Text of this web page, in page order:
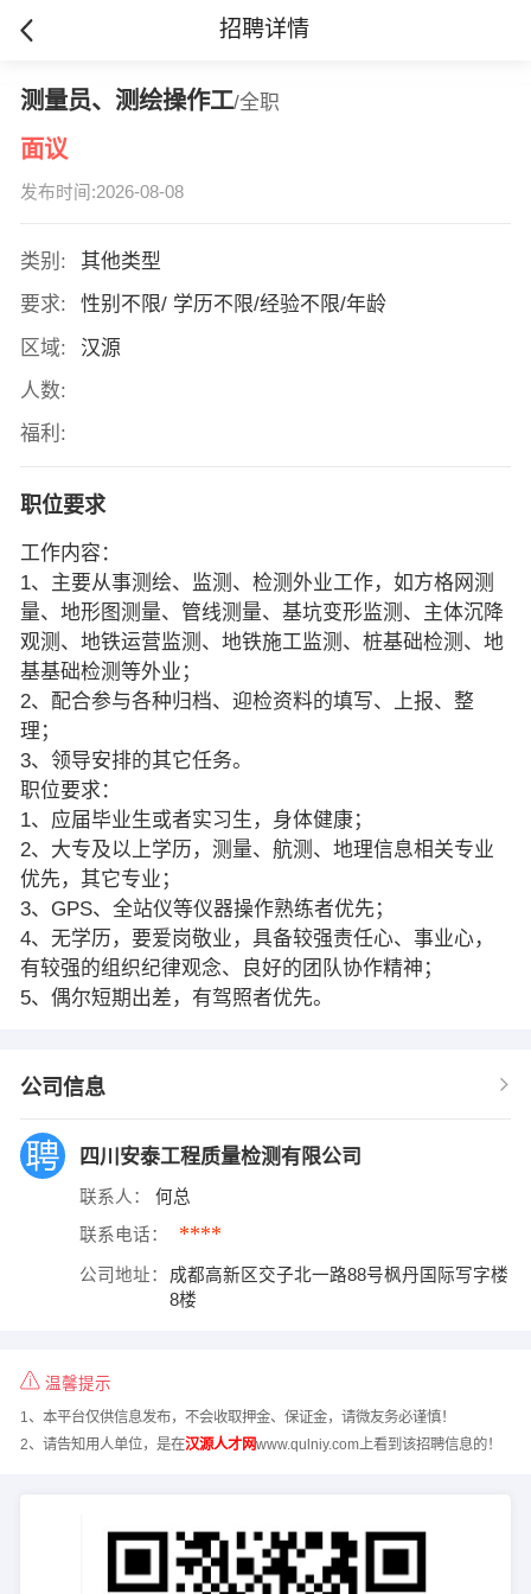
招聘详情
测量员、测绘操作工/全职
面议
发布时间:2026-08-08
类别:
其他类型
要求:
性别不限/ 学历不限/经验不限/年龄
区域:
汉源
人数:
福利:
职位要求
工作内容：
1、主要从事测绘、监测、检测外业工作，如方格网测
量、地形图测量、管线测量、基坑变形监测、主体沉降
观测、地铁运营监测、地铁施工监测、桩基础检测、地
基基础检测等外业；
2、配合参与各种归档、迎检资料的填写、上报、整
理；
3、领导安排的其它任务。
职位要求：
1、应届毕业生或者实习生，身体健康；
2、大专及以上学历，测量、航测、地理信息相关专业
优先，其它专业；
3、GPS、全站仪等仪器操作熟练者优先；
4、无学历，要爱岗敬业，具备较强责任心、事业心，
有较强的组织纪律观念、良好的团队协作精神；
5、偶尔短期出差，有驾照者优先。
公司信息
四川安泰工程质量检测有限公司
联系人： 何总
联系电话： ****
公司地址：
成都高新区交子北一路88号枫丹国际写字楼
8楼
温馨提示
1、本平台仅供信息发布，不会收取押金、保证金，请微友务必谨慎！
2、请告知用人单位，是在汉源人才网www.qulniy.com上看到该招聘信息的！